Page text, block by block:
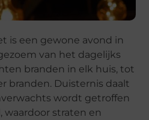
is een gewone avond in
van het dagelijks
branden in elk huis, tot
branden. Duisternis daalt
wordt getroffen
waardoor straten en